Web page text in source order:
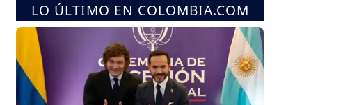
LO ÚLTIMO EN COLOMBIA.COM